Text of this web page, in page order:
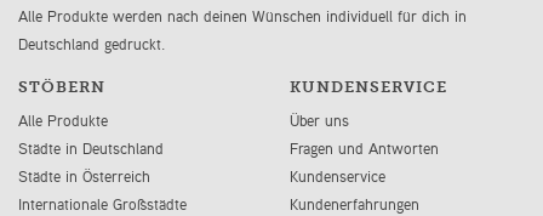
Alle Produkte werden nach deinen Wünschen individuell für dich in
Deutschland gedruckt.
STÖBERN
Alle Produkte
Städte in Deutschland
Städte in Österreich
Internationale Großstädte
KUNDENSERVICE
Über uns
Fragen und Antworten
Kundenservice
Kundenerfahrungen